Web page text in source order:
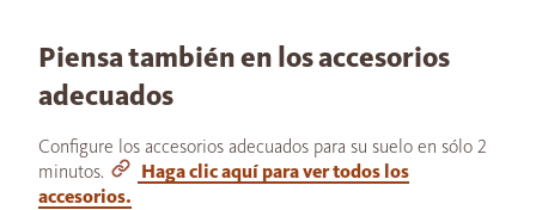
Piensa también en los accesorios
adecuados
Configure los accesorios adecuados para su suelo en sólo 2
minutos.
Haga clic aquí para ver todos los
accesorios.